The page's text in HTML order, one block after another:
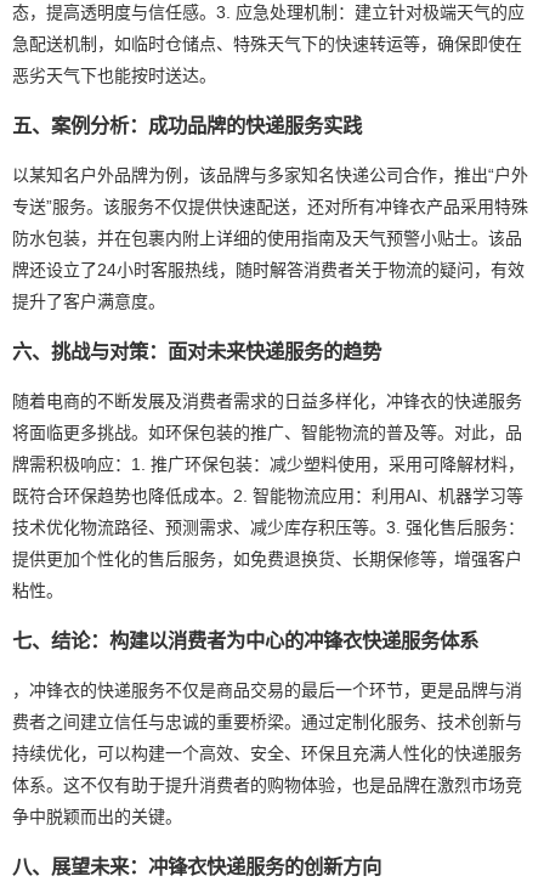
态，提高透明度与信任感。3. 应急处理机制：建立针对极端天气的应
急配送机制，如临时仓储点、特殊天气下的快速转运等，确保即使在
恶劣天气下也能按时送达。
五、案例分析：成功品牌的快递服务实践
以某知名户外品牌为例，该品牌与多家知名快递公司合作，推出“户外
专送”服务。该服务不仅提供快速配送，还对所有冲锋衣产品采用特殊
防水包装，并在包裹内附上详细的使用指南及天气预警小贴士。该品
牌还设立了24小时客服热线，随时解答消费者关于物流的疑问，有效
提升了客户满意度。
六、挑战与对策：面对未来快递服务的趋势
随着电商的不断发展及消费者需求的日益多样化，冲锋衣的快递服务
将面临更多挑战。如环保包装的推广、智能物流的普及等。对此，品
牌需积极响应：1. 推广环保包装：减少塑料使用，采用可降解材料，
既符合环保趋势也降低成本。2. 智能物流应用：利用AI、机器学习等
技术优化物流路径、预测需求、减少库存积压等。3. 强化售后服务：
提供更加个性化的售后服务，如免费退换货、长期保修等，增强客户
粘性。
七、结论：构建以消费者为中心的冲锋衣快递服务体系
，冲锋衣的快递服务不仅是商品交易的最后一个环节，更是品牌与消
费者之间建立信任与忠诚的重要桥梁。通过定制化服务、技术创新与
持续优化，可以构建一个高效、安全、环保且充满人性化的快递服务
体系。这不仅有助于提升消费者的购物体验，也是品牌在激烈市场竞
争中脱颖而出的关键。
八、展望未来：冲锋衣快递服务的创新方向